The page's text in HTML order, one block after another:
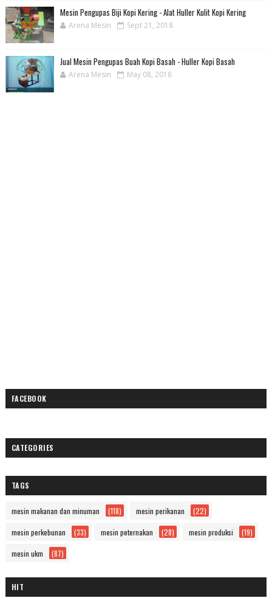
Mesin Pengupas Biji Kopi Kering - Alat Huller Kulit Kopi Kering
Arena Mesin Sept 21, 2018
Jual Mesin Pengupas Buah Kopi Basah - Huller Kopi Basah
Arena Mesin May 08, 2018
FACEBOOK
CATEGORIES
TAGS
mesin makanan dan minuman (118) mesin perikanan (22)
mesin perkebunan (33) mesin peternakan (28) mesin produksi (19)
mesin ukm (87)
HIT